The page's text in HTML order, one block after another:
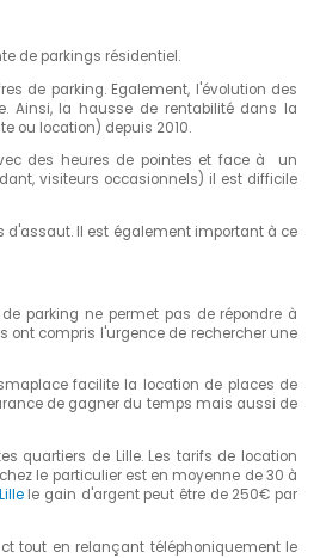
de parkings résidentiel.
de parking. Egalement, l'évolution des
Ainsi, la hausse de rentabilité dans la
ou location) depuis 2010.
des heures de pointes et face à un
visiteurs occasionnels) il est difficile
d'assaut. Il est également important à ce
parking ne permet pas de répondre à
ont compris l'urgence de rechercher une
facilite la location de places de
de gagner du temps mais aussi de
quartiers de Lille. Les tarifs de location
le particulier est en moyenne de 30 à
le gain d'argent peut être de 250€ par
tout en relançant téléphoniquement le